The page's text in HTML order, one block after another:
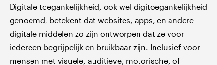
Digitale toegankelijkheid, ook wel digitoegankelijkheid
genoemd, betekent dat websites, apps, en andere
digitale middelen zo zijn ontworpen dat ze voor
iedereen begrijpelijk en bruikbaar zijn. Inclusief voor
mensen met visuele, auditieve, motorische, of